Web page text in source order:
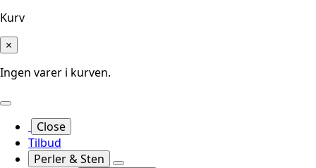
Kurv
×
Ingen varer i kurven.
Close
Tilbud
Perler & Sten